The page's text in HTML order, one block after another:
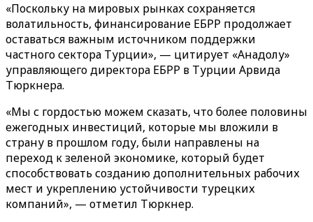
«Поскольку на мировых рынках сохраняется
волатильность, финансирование ЕБРР продолжает
оставаться важным источником поддержки
частного сектора Турции», — цитирует «Анадолу‎»‎
управляющего директора ЕБРР в Турции Арвида
Тюркнера.
«Мы с гордостью можем сказать, что более половины
ежегодных инвестиций, которые мы вложили в
страну в прошлом году, были направлены на
переход к зеленой экономике, который будет
способствовать созданию дополнительных рабочих
мест и укреплению устойчивости турецких
компаний», — отметил Тюркнер.